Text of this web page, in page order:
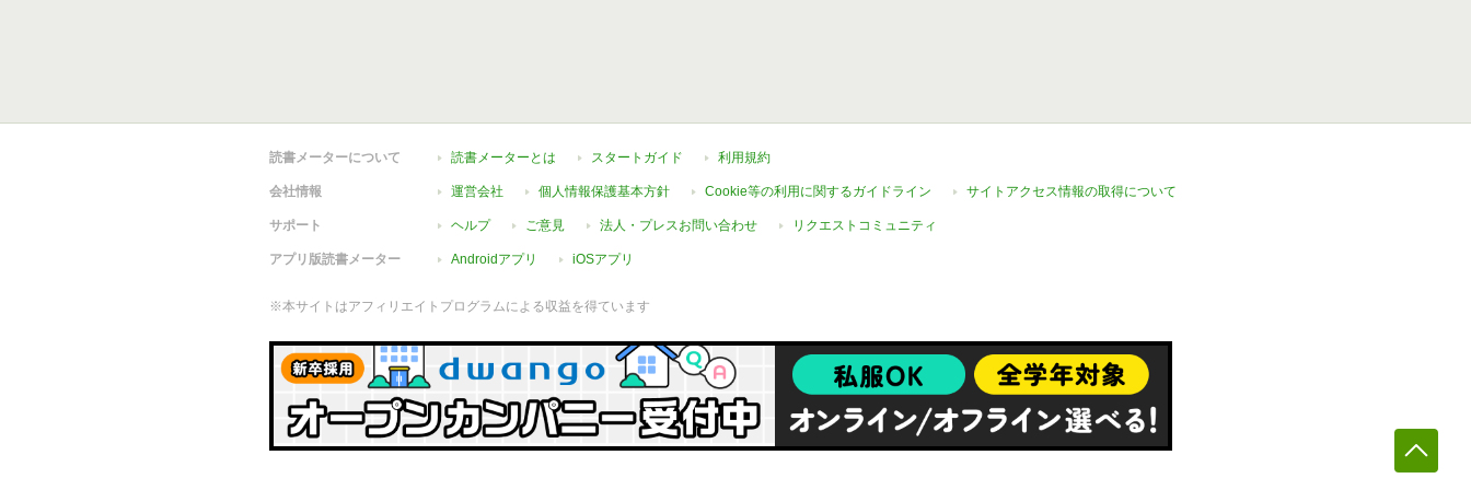
読書メーターについて 読書メーターとは スタートガイド 利用規約
会社情報 運営会社 個人情報保護基本方針 Cookie等の利用に関するガイドライン サイトアクセス情報の取得について
サポート ヘルプ ご意見 法人・プレスお問い合わせ リクエストコミュニティ
アプリ版読書メーター Androidアプリ iOSアプリ
※本サイトはアフィリエイトプログラムによる収益を得ています